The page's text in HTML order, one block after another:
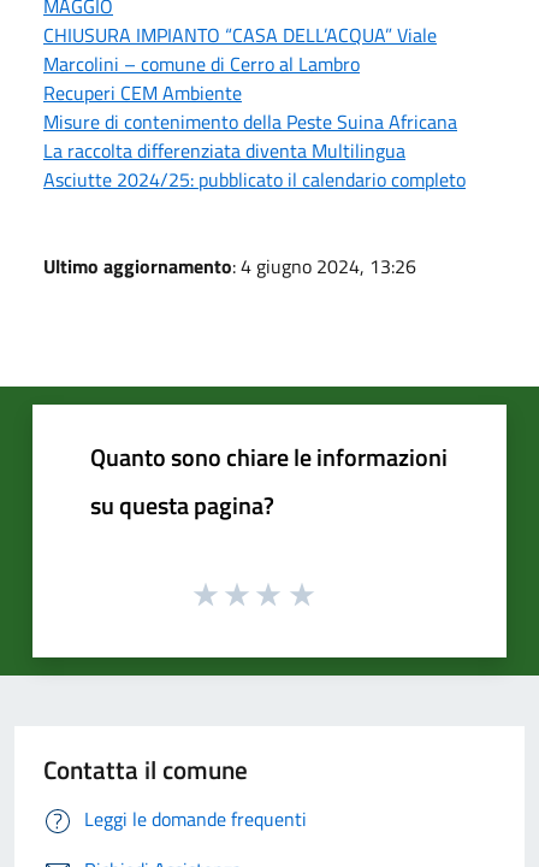
CHIUSURA IMPIANTO “CASA DELL’ACQUA” Viale
Marcolini – comune di Cerro al Lambro
Recuperi CEM Ambiente
Misure di contenimento della Peste Suina Africana
La raccolta differenziata diventa Multilingua
Asciutte 2024/25: pubblicato il calendario completo
Ultimo aggiornamento: 4 giugno 2024, 13:26
Quanto sono chiare le informazioni
su questa pagina?
Contatta il comune
Leggi le domande frequenti